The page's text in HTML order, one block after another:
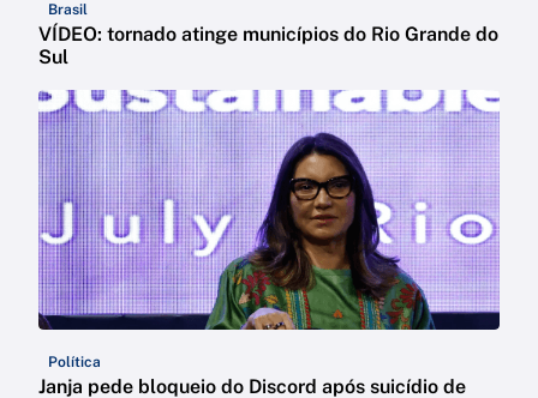
Brasil
VÍDEO: tornado atinge municípios do Rio Grande do
Sul
Política
Janja pede bloqueio do Discord após suicídio de